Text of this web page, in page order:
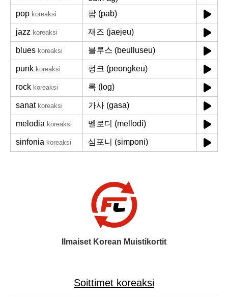
pop koreaksi 팝 (pab)
jazz koreaksi 재즈 (jaejeu)
blues koreaksi 블루스 (beulluseu)
punk koreaksi 펑크 (peongkeu)
rock koreaksi 록 (log)
sanat koreaksi 가사 (gasa)
melodia koreaksi 멜로디 (mellodi)
sinfonia koreaksi 심포니 (simponi)
Ilmaiset Korean Muistikortit
Soittimet koreaksi